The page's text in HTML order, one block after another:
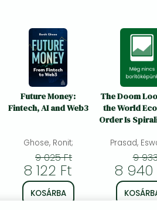
Future Money:
Fintech, AI and Web3
Ghose, Ronit;
9 025 Ft
8 122 Ft
KOSÁRBA
The Doom
the World
Order Is
Prasad,
9
8 940